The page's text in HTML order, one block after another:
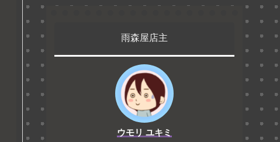
雨森屋店主
ウモリ ユキミ